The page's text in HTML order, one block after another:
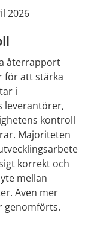
2026
återrapport
för att stärka
i
leverantörer,
kontroll
Majoriteten
korrekt och
mellan
Även mer
genomförts.